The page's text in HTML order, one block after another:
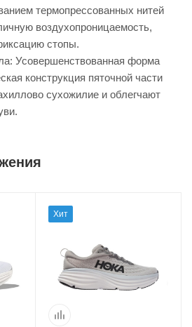
термопрессованных нитей
воздухопроницаемость,
стопы.
Усовершенствованная форма
конструкция пяточной части
сухожилие и облегчают
Хит